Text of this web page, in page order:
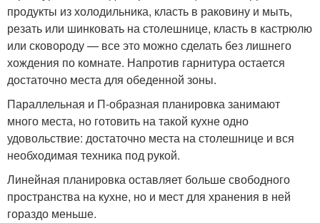
продукты из холодильника, класть в раковину и мыть,
резать или шинковать на столешнице, класть в кастрюлю
или сковороду — все это можно сделать без лишнего
хождения по комнате. Напротив гарнитура остается
достаточно места для обеденной зоны.
Параллельная и П-образная планировка занимают
много места, но готовить на такой кухне одно
удовольствие: достаточно места на столешнице и вся
необходимая техника под рукой.
Линейная планировка оставляет больше свободного
пространства на кухне, но и мест для хранения в ней
гораздо меньше.